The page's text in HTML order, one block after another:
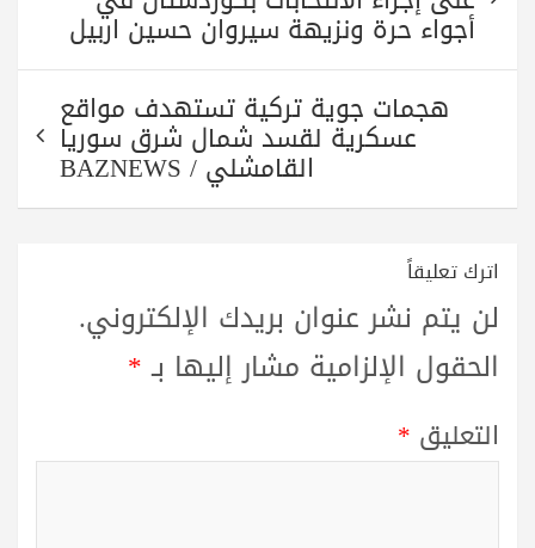
أجواء حرة ونزيهة سیروان حسین اربیل
هجمات جوية تركية تستهدف مواقع
عسكرية لقسد شمال شرق سوريا
القامشلي / BAZNEWS
اترك تعليقاً
لن يتم نشر عنوان بريدك الإلكتروني.
الحقول الإلزامية مشار إليها بـ*
التعليق *